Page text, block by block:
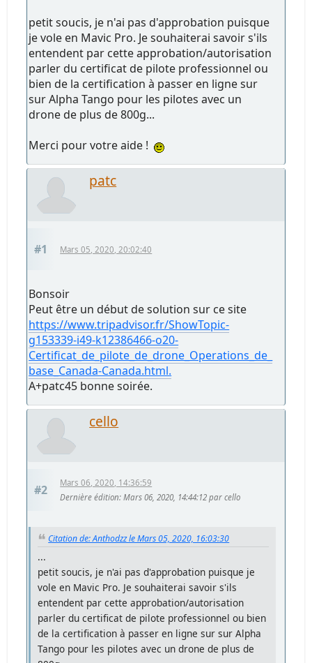
petit soucis, je n'ai pas d'approbation puisque
je vole en Mavic Pro. Je souhaiterai savoir s'ils
entendent par cette approbation/autorisation
parler du certificat de pilote professionnel ou
bien de la certification à passer en ligne sur
sur Alpha Tango pour les pilotes avec un
drone de plus de 800g...
Merci pour votre aide !
patc
#1 Mars 05, 2020, 20:02:40
Bonsoir
Peut être un début de solution sur ce site
https://www.tripadvisor.fr/ShowTopic-
g153339-i49-k12386466-o20-
Certificat_de_pilote_de_drone_Operations_de_
base_Canada-Canada.html.
A+patc45 bonne soirée.
cello
#2
Mars 06, 2020, 14:36:59
Dernière édition: Mars 06, 2020, 14:44:12 par cello
Citation de: Anthodzz le Mars 05, 2020, 16:03:30
...
petit soucis, je n'ai pas d'approbation puisque je
vole en Mavic Pro. Je souhaiterai savoir s'ils
entendent par cette approbation/autorisation
parler du certificat de pilote professionnel ou bien
de la certification à passer en ligne sur sur Alpha
Tango pour les pilotes avec un drone de plus de